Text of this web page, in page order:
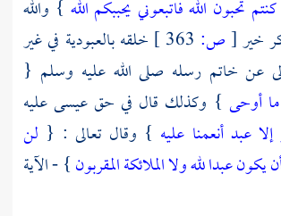
تحبون الله فاتبعوني يحببكم الله } والله
خير[ص:
خلقه بالعبودية في غير
عن خاتم رسله صلى الله عليه وسلم {
أوحى } وكذلك قال في حقعيسىعليه
عبد أنعمنا عليه } وقال تعالى : { لن
عبدا لله ولا الملائكة المقربون} - الآية